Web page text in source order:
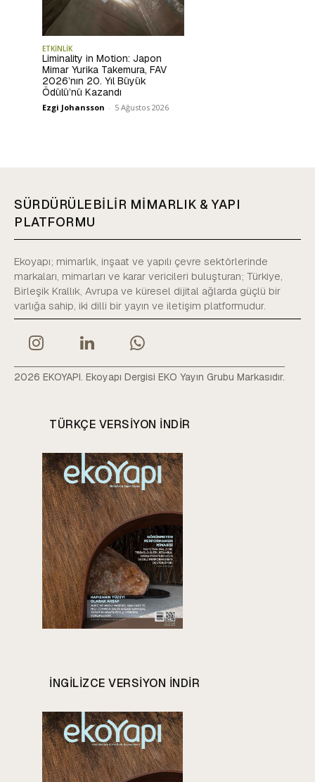
ETKİNLİK
Liminality in Motion: Japon
Mimar Yurika Takemura, FAV
2026’nın 20. Yıl Büyük
Ödülü’nü Kazandı
Ezgi Johansson - 5 Ağustos 2026
SÜRDÜRÜLEBİLİR MİMARLIK & YAPI
PLATFORMU
Ekoyapı; mimarlık, inşaat ve yapılı çevre sektörlerinde
markaları, mimarları ve karar vericileri buluşturan; Türkiye,
Birleşik Krallık, Avrupa ve küresel dijital ağlarda güçlü bir
varlığa sahip, iki dilli bir yayın ve iletişim platformudur.
2026 EKOYAPI. Ekoyapı Dergisi EKO Yayın Grubu Markasıdır.
TÜRKÇE VERSIYON INDIR
INGILIZCE VERSIYON INDIR